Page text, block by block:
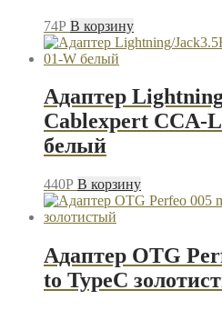
74P В корзину
Адаптер
Cablexpert CCA-
белый
440P В корзину
Адаптер OTG
to TypeC